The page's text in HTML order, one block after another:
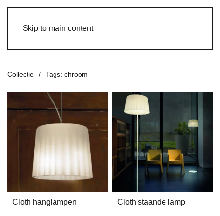
Skip to main content
Collectie Tags: chroom
Cloth hanglampen Cloth staande lamp